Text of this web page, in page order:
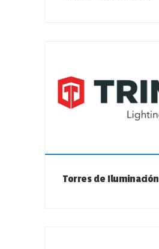
Torres de Iluminación